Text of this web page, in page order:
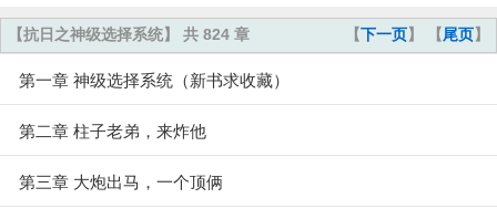
【下一页】 【尾页】
【抗日之神级选择系统】 共 824 章
第一章 神级选择系统（新书求收藏）
第二章 柱子老弟，来炸他
第三章 大炮出马，一个顶俩